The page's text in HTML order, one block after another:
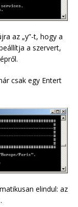
az „y”-t, hogy a
a szervert,
csak egy Entert
elindul: az